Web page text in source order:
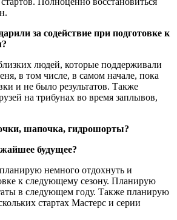
за содействие при подготовке к
людей, которые поддерживали
в том числе, в самом начале, пока
и не было результатов. Также
на трибунах во время заплывов,
шапочка, гидрошорты?
будущее?
немного отдохнуть и
к следующему сезону. Планирую
в следующем году. Также планирую
стартах Мастерс и серии